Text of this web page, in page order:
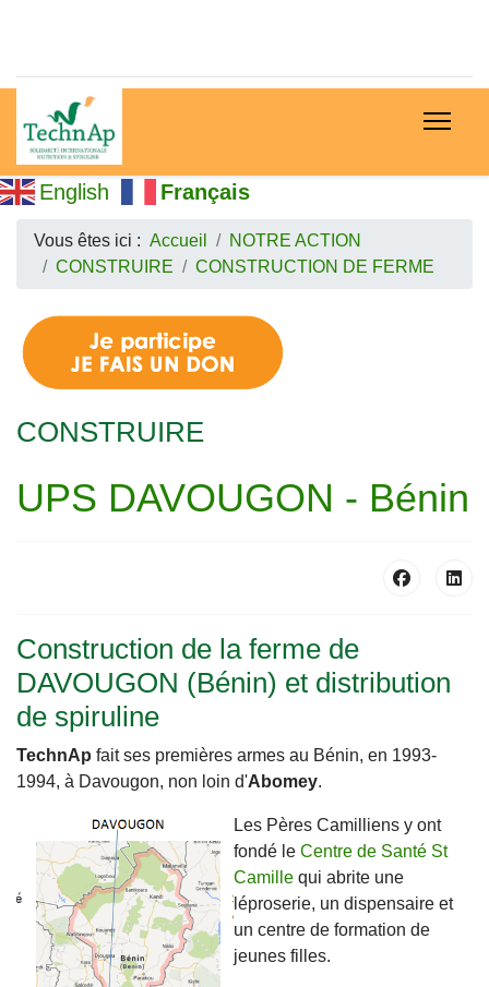
English Français
Vous êtes ici : Accueil
NOTRE ACTION
CONSTRUIRE
CONSTRUCTION DE FERME
CONSTRUIRE
UPS DAVOUGON - Bénin
Construction de la ferme de
DAVOUGON (Bénin) et distribution
de spiruline
TechnAp fait ses premières armes au Bénin, en 1993-
1994, à Davougon, non loin d'Abomey.
Les Pères Camilliens y ont
fondé le Centre de Santé St
Camille qui abrite une
léproserie, un dispensaire et
un centre de formation de
jeunes filles.